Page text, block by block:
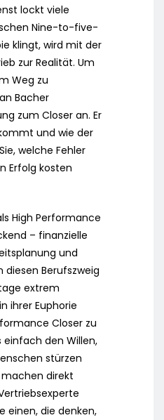
lockt viele
Nine-to-five-
klingt, wird mit der
zur Realität. Um
Weg zu
Bacher
zum Closer an. Er
und wie der
welche Fehler
Erfolg kosten
High Performance
– finanzielle
und
Berufszweig
extrem
ihrer Euphorie
Closer zu
den Willen,
stürzen
direkt
einen, die denken,